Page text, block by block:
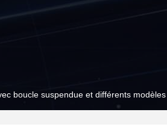
boucle suspendue et différents modèles